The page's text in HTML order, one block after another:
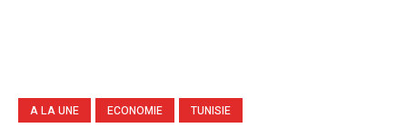
A LA UNE ECONOMIE TUNISIE